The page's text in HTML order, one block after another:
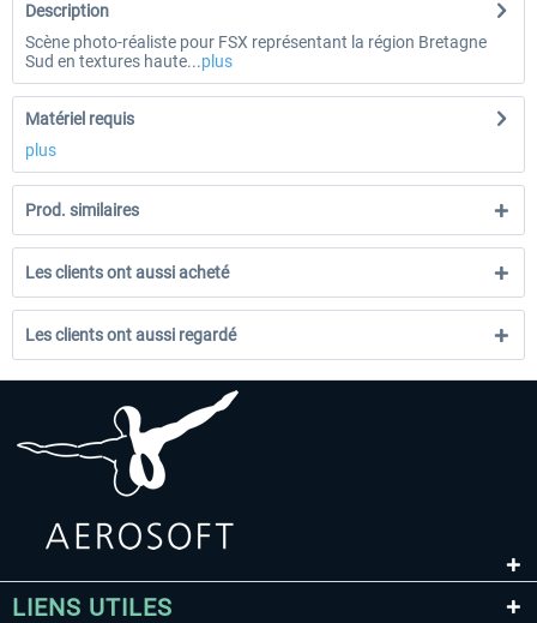
Description
Scène photo-réaliste pour FSX représentant la région Bretagne
Sud en textures haute...plus
Matériel requis
plus
Prod. similaires
Les clients ont aussi acheté
Les clients ont aussi regardé
LIENS UTILES